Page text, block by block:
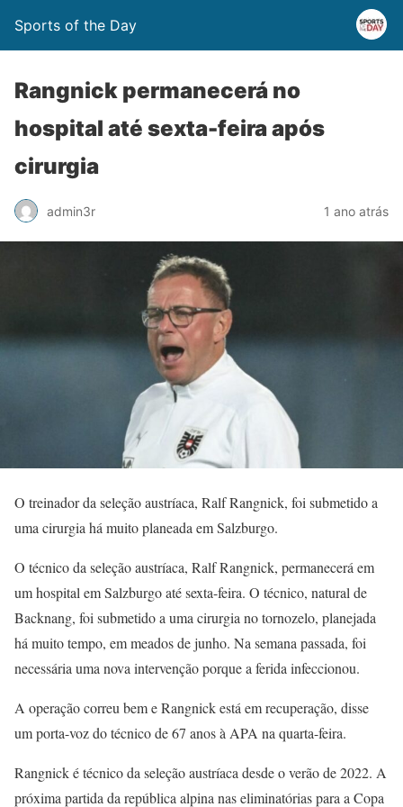
Sports of the Day
Rangnick permanecerá no
hospital até sexta-feira após
cirurgia
admin3r 1 ano atrás
O treinador da seleção austríaca, Ralf Rangnick, foi submetido a
uma cirurgia há muito planeada em Salzburgo.
O técnico da seleção austríaca, Ralf Rangnick, permanecerá em
um hospital em Salzburgo até sexta-feira. O técnico, natural de
Backnang, foi submetido a uma cirurgia no tornozelo, planejada
há muito tempo, em meados de junho. Na semana passada, foi
necessária uma nova intervenção porque a ferida infeccionou.
A operação correu bem e Rangnick está em recuperação, disse
um porta-voz do técnico de 67 anos à APA na quarta-feira.
Rangnick é técnico da seleção austríaca desde o verão de 2022. A
próxima partida da república alpina nas eliminatórias para a Copa